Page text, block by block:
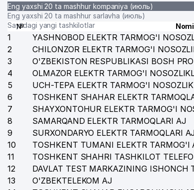
Eng yaxshi 20 ta mashhur kompaniya (июль)
Eng yaxshi 20 ta mashhur sarlavha (июль)
Saytdagi yangi tashkilotlar
№ Nomi
1 YASHNOBOD ELEKTR TARMOG'I
2
CHILONZOR ELEKTR TARMOG'I
3
O'ZBEKISTON RESPUBLIKASI BOSH
4
OLMAZOR ELEKTR TARMOG'I
5
UCH-TEPA ELEKTR TARMOG'I
6
TOSHKENT SHAHAR ELEKTR
7
SHAYXONTOHUR ELEKTR TARMOG'I
8
SAMARQAND ELEKTR TARMOQLARI AJ
9
SURXONDARYO ELEKTR TARMOQLARI
10
TOSHKENT TUMANI ELEKTR TARMOG'I
11
TOSHKENT SHAHRI TASHKILOT
12
DAVLAT TEST MARKAZINING ISHONCH
13
O'ZBEKTELEKOM AJ